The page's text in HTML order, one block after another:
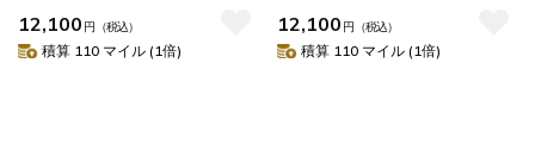
12,100 円 （税込）
積算 110 マイル (1倍)
12,100 円 （税込）
積算 110 マイル (1倍)